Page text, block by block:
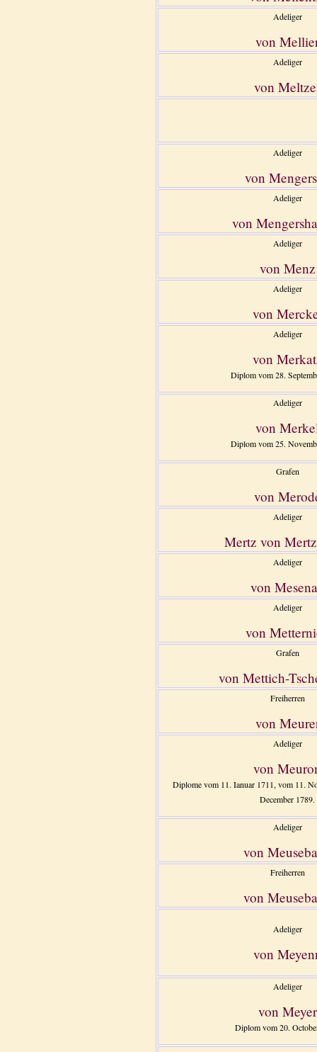
Adeliger
von
Adeliger
von
Adeliger
von
Adeliger
von
Adeliger
von Menz
Adeliger
von
Adeliger
von
Diplom vom 28.
Adeliger
von
Diplom vom 25.
Grafen
von
Adeliger
Mertz von
Adeliger
von
Adeliger
von
Grafen
von Mettich-
Freiherren
von
Adeliger
von
Diplome vom 11. Ianuar 1711, vom 11.
December 1789.
Adeliger
von
Freiherren
von
Adeliger
von
Adeliger
von Meyer
Diplom vom 20.